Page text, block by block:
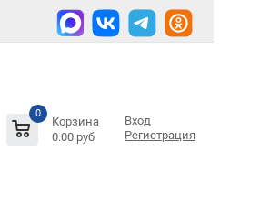
0
Корзина
0.00 руб
Вход
Регистрация